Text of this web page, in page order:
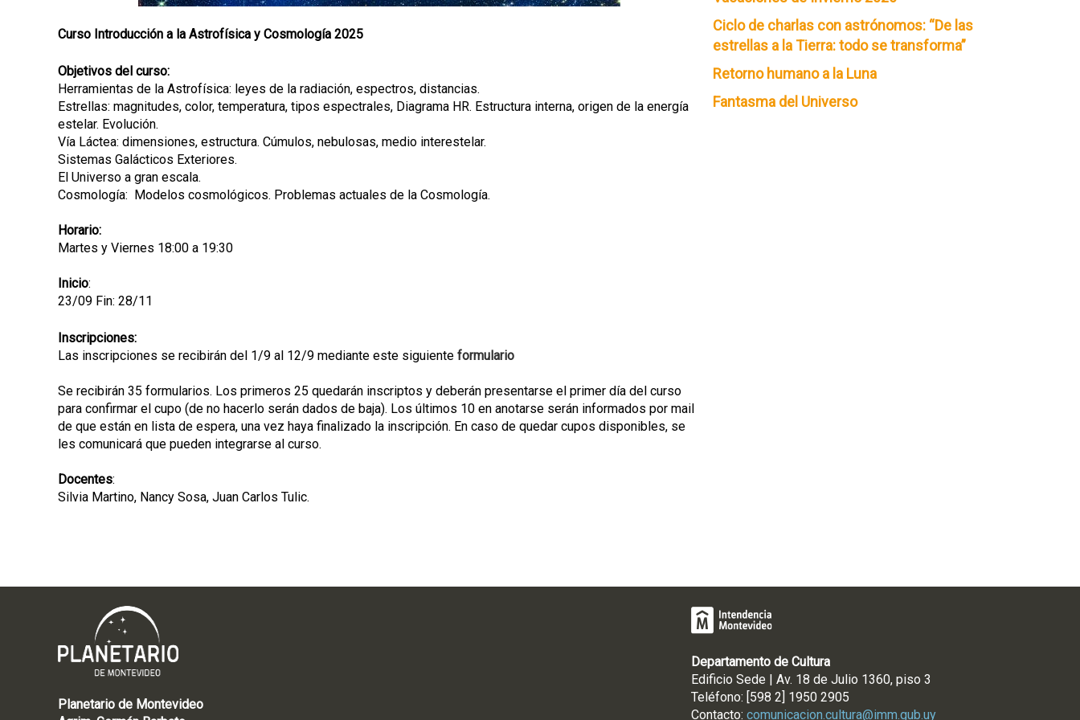
Curso Introducción a la Astrofísica y Cosmología 2025
Objetivos del curso:
Herramientas de la Astrofísica: leyes de la radiación, espectros, distancias.
Estrellas: magnitudes, color, temperatura, tipos espectrales, Diagrama HR. Estructura interna, origen de la energía
estelar. Evolución.
Vía Láctea: dimensiones, estructura. Cúmulos, nebulosas, medio interestelar.
Sistemas Galácticos Exteriores.
El Universo a gran escala.
Cosmología: Modelos cosmológicos. Problemas actuales de la Cosmología.
Horario:
Martes y Viernes 18:00 a 19:30
Inicio:
23/09 Fin: 28/11
Inscripciones:
Las inscripciones se recibirán del 1/9 al 12/9 mediante este siguiente formulario
Se recibirán 35 formularios. Los primeros 25 quedarán inscriptos y deberán presentarse el primer día del curso
para confirmar el cupo (de no hacerlo serán dados de baja). Los últimos 10 en anotarse serán informados por mail
de que están en lista de espera, una vez haya finalizado la inscripción. En caso de quedar cupos disponibles, se
les comunicará que pueden integrarse al curso.
Docentes:
Silvia Martino, Nancy Sosa, Juan Carlos Tulic.
Ciclo de charlas con astrónomos: “De las
estrellas a la Tierra: todo se transforma”
Retorno humano a la Luna
Fantasma del Universo
Planetario de Montevideo
Departamento de Cultura
Edificio Sede | Av. 18 de Julio 1360, piso 3
Teléfono: [598 2] 1950 2905
Contacto: comunicacion.cultura@imm.gub.uy